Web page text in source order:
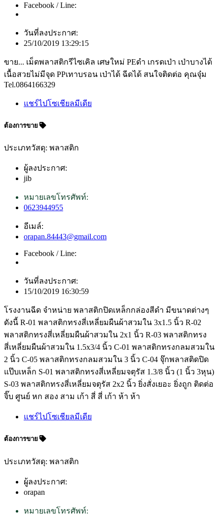
Facebook / Line:
วันที่ลงประกาศ:
25/10/2019 13:29:15
ขาย... เม็ดพลาสติกรีไซเคิล เศษใหม่ PEดำ เกรดเป่า เป่าบางได้
เนื้อสวยไม่มีจุด PPเทาบรอน เป่าได้ ฉีดได้ สนใจติดต่อ คุณจุ๋ม
Tel.0864166329
แชร์ไปโซเชียลมีเดีย
ต้องการขาย
ประเภทวัสดุ: พลาสติก
ผู้ลงประกาศ:
jib
หมายเลขโทรศัพท์:
0623944955
อีเมล์:
orapan.84443@gmail.com
Facebook / Line:
วันที่ลงประกาศ:
15/10/2019 16:30:59
โรงงานฉีด จำหน่าย พลาสติกปิดเหล็กกล่องสีดำ มีขนาดต่างๆ
ดังนี้ R-01 พลาสติกทรงสี่เหลี่ยมผืนผ้าสวมใน 3x1.5 นิ้ว R-02
พลาสติกทรงสี่เหลี่ยมผืนผ้าสวมใน 2x1 นิ้ว R-03 พลาสติกทรง
สี่เหลี่ยมผืนผ้าสวมใน 1.5x3/4 นิ้ว C-01 พลาสติกทรงกลมสวมใน
2 นิ้ว C-05 พลาสติกทรงกลมสวมใน 3 นิ้ว C-04 จุ๊กพลาสติดปิด
แป๊บเหล็ก S-01 พลาสติกทรงสี่เหลี่ยมจตุรัส 1.3/8 นิ้ว (1 นิ้ว 3หุน)
S-03 พลาสติกทรงสี่เหลี่ยมจตุรัส 2x2 นิ้ว ยิ่งสั่งเยอะ ยิ่งถูก ติดต่อ
จิ๊บ ศูนย์ หก สอง สาม เก้า สี่ สี่ เก้า ห้า ห้า
แชร์ไปโซเชียลมีเดีย
ต้องการขาย
ประเภทวัสดุ: พลาสติก
ผู้ลงประกาศ:
orapan
หมายเลขโทรศัพท์: